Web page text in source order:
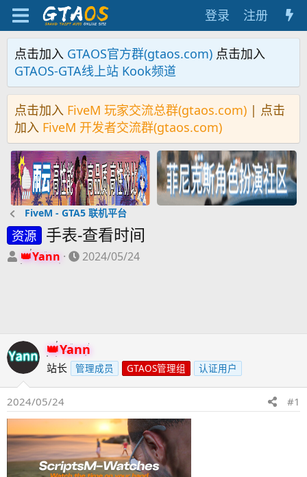
登录 注册
点击加入 GTAOS官方群(gtaos.com) 点击加入
GTAOS-GTA线上站 Kook频道
点击加入 FiveM 玩家交流总群(gtaos.com) | 点击
加入 FiveM 开发者交流群(gtaos.com)
FiveM - GTA5 联机平台
资源 手表-查看时间
主Yann
开
2024/05/24
Yann
站长 管理成员 GTAOS管理组 认证用户
2024/05/24 #1